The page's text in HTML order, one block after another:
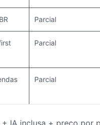
Parcial
Parcial
Parcial
IA inclusa + preço por